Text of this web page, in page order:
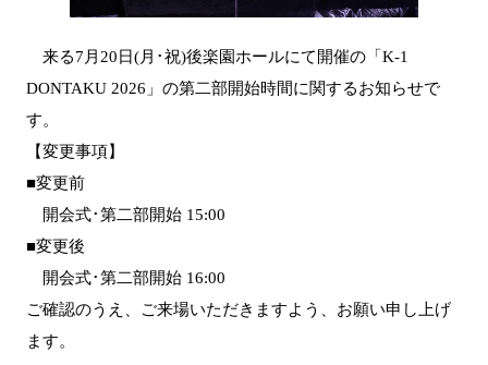
来る7月20日(月･祝)後楽園ホールにて開催の「K-1
DONTAKU 2026」の第二部開始時間に関するお知らせで
す。
【変更事項】
■変更前
開会式･第二部開始 15:00
■変更後
開会式･第二部開始 16:00
ご確認のうえ、ご来場いただきますよう、お願い申し上げ
ます。